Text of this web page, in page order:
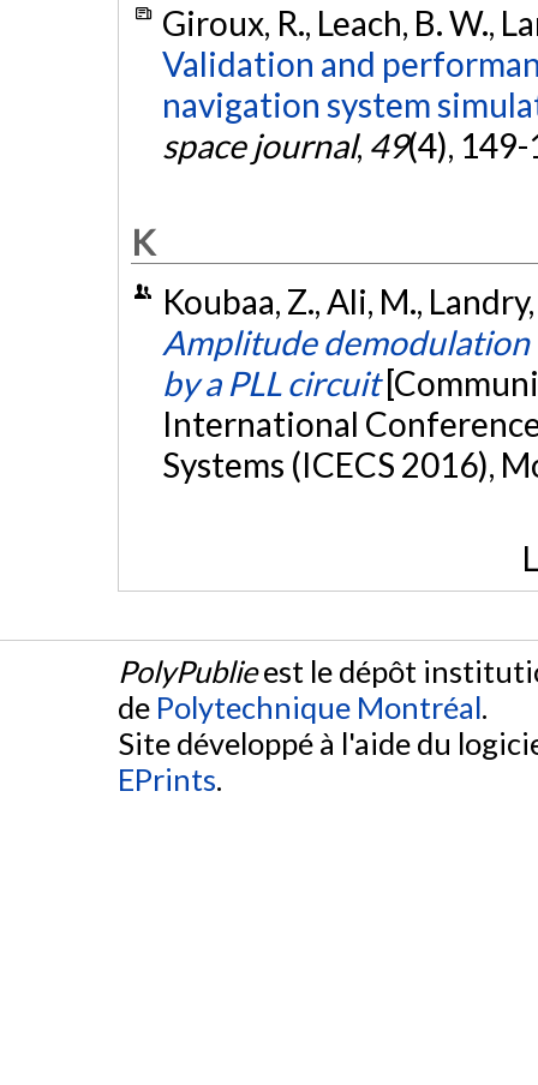
Giroux, R., Leach, B. W.,
Validation and
navigation system
space journal, 49(4),
K
Koubaa, Z., Ali, M.,
Amplitude demodulation
by a PLL circuit
International
Systems (ICECS 2016),
PolyPublieest le dépôt
de Polytechnique Montréal.
Site développé à l'aide du
EPrints.